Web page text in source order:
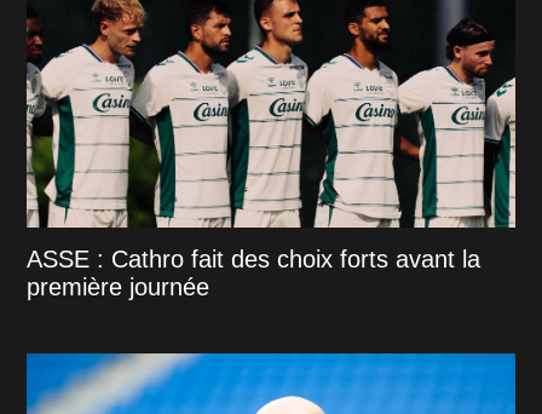
ASSE : Cathro fait des choix forts avant la
première journée